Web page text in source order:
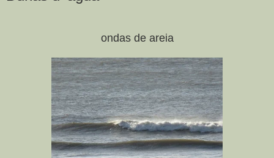
ondas de areia